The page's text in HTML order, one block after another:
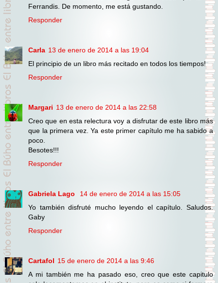
Ferrandis. De momento, me está gustando.
Responder
Carla 13 de enero de 2014 a las 19:04
El principio de un libro más recitado en todos los tiempos!
Responder
Margari 13 de enero de 2014 a las 22:58
Creo que en esta relectura voy a disfrutar de este libro más
que la primera vez. Ya este primer capítulo me ha sabido a
poco.
Besotes!!!
Responder
Gabriela Lago
14 de enero de 2014 a las 15:05
Yo también disfruté mucho leyendo el capítulo. Saludos.
Gaby
Responder
Cartafol 15 de enero de 2014 a las 9:46
A mi también me ha pasado eso, creo que este capitulo